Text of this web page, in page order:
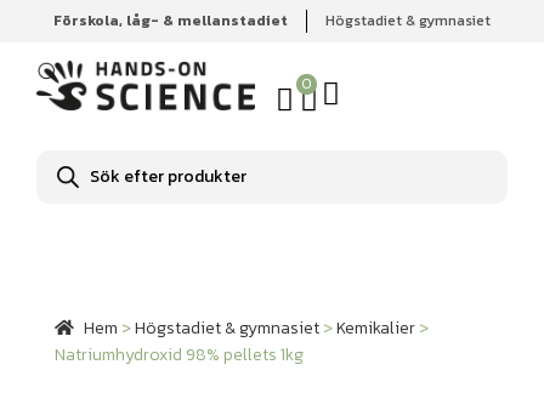
Förskola, låg- & mellanstadiet Högstadiet & gymnasiet
0
Produktsökning
Hem Högstadiet & gymnasiet
Kemikalier
Natriumhydroxid 98% pellets 1kg
Hem >Högstadiet & gymnasiet>Kemikalier>
Natriumhydroxid 98% pellets 1kg